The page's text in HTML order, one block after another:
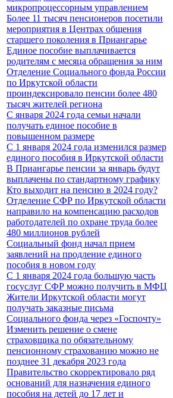
микропроцессорным управлением
Более 11 тысяч пенсионеров посетили
мероприятия в Центрах общения
старшего поколения в Приангарье
Единое пособие выплачивается
родителям с месяца обращения за ним
Отделение Социального фонда России
по Иркутской области
проиндексировало пенсии более 480
тысяч жителей региона
С января 2024 года семьи начали
получать единое пособие в
повышенном размере
С 1 января 2024 года изменился размер
единого пособия в Иркутской области
В Приангарье пенсии за январь будут
выплачены по стандартному графику
Кто выходит на пенсию в 2024 году?
Отделение СФР по Иркутской области
направило на компенсацию расходов
работодателей по охране труда более
480 миллионов рублей
Социальный фонд начал прием
заявлений на продление единого
пособия в новом году
С 1 января 2024 года большую часть
госуслуг СФР можно получить в МФЦ
Жители Иркутской области могут
получать заказные письма
Социального фонда через «Госпочту»
Изменить решение о смене
страховщика по обязательному
пенсионному страхованию можно не
позднее 31 декабря 2023 года
Правительство скорректировало ряд
оснований для назначения единого
пособия на детей до 17 лет и